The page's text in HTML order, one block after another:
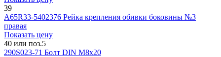
39
А65R33-5402376 Рейка крепления обивки боковины №3
правая
Показать цену
40 или поз.5
290S023-71 Болт DIN М8х20